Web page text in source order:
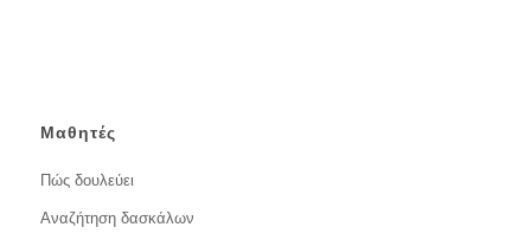
Μαθητές
Πώς δουλεύει
Αναζήτηση δασκάλων